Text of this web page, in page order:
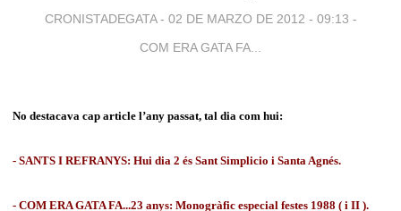
CRONISTADEGATA - 02 DE MARZO DE 2012 - 09:13 -
COM ERA GATA FA...
No destacava cap article l’any passat, tal dia com hui:
- SANTS I REFRANYS: Hui dia 2 és Sant Simplicio i Santa Agnés.
- COM ERA GATA FA...23 anys: Monogràfic especial festes 1988 ( i II ).